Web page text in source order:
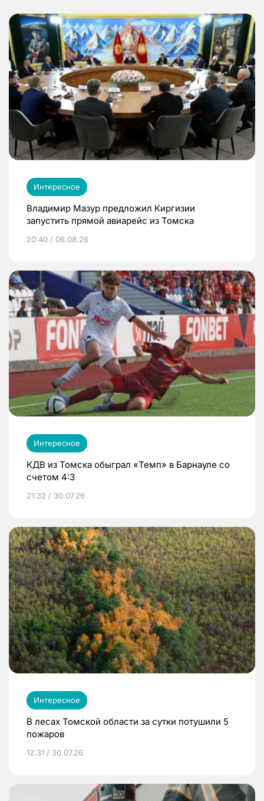
Интересное
Владимир Мазур предложил Киргизии
запустить прямой авиарейс из Томска
20:40 / 06.08.26
Интересное
КДВ из Томска обыграл «Темп» в Барнауле со
счетом 4:3
21:32 / 30.07.26
Интересное
В лесах Томской области за сутки потушили 5
пожаров
12:31 / 30.07.26